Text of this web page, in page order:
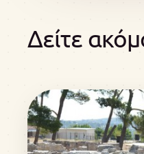
Δείτε